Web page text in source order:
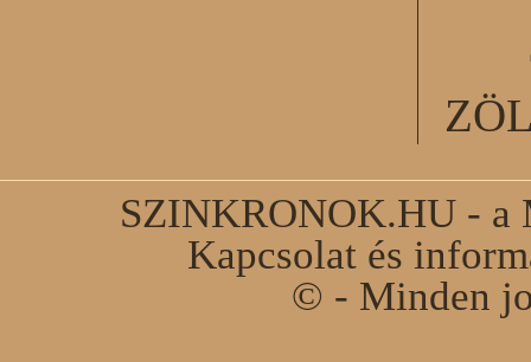
SZINKRONOK.HU - a
Kapcsolat és
© - Minden